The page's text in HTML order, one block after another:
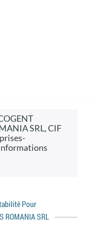
SRL, CIF
Pour
ROMANIA SRL